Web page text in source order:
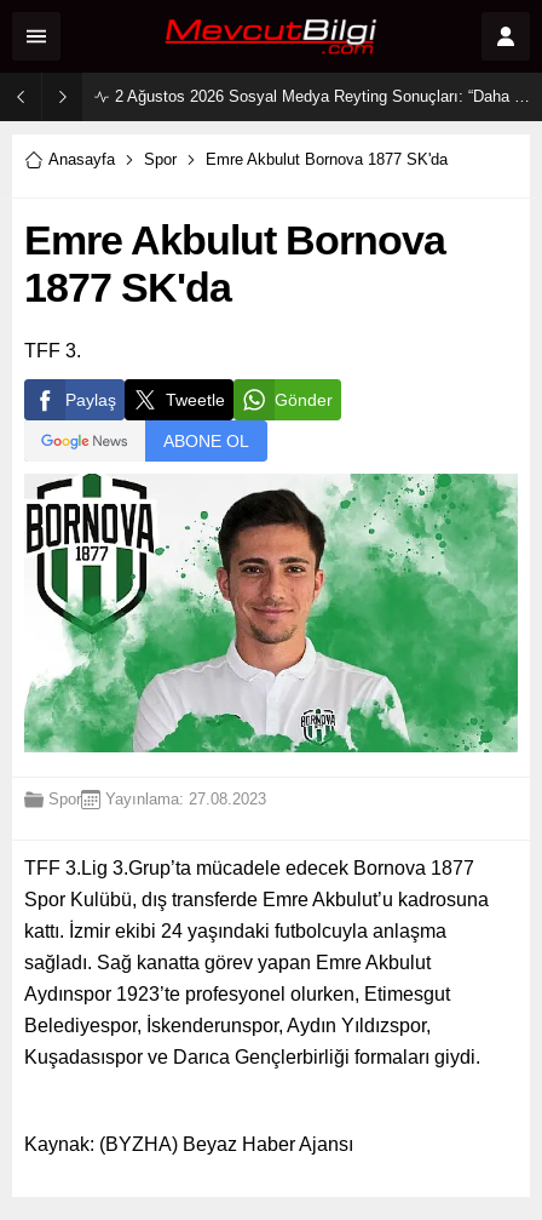
2 Ağustos 2026 Sosyal Medya Reyting Sonuçları: “Daha 17” Ekranlara Ambargo Koydu!
Anasayfa Spor Emre Akbulut Bornova 1877 SK'da
Emre Akbulut Bornova
1877 SK'da
TFF 3.
Paylaş Tweetle Gönder
ABONE OL
Spor Yayınlama: 27.08.2023
TFF 3.Lig 3.Grup’ta mücadele edecek Bornova 1877
Spor Kulübü, dış transferde Emre Akbulut’u kadrosuna
kattı. İzmir ekibi 24 yaşındaki futbolcuyla anlaşma
sağladı. Sağ kanatta görev yapan Emre Akbulut
Aydınspor 1923’te profesyonel olurken, Etimesgut
Belediyespor, İskenderunspor, Aydın Yıldızspor,
Kuşadasıspor ve Darıca Gençlerbirliği formaları giydi.
Kaynak: (BYZHA) Beyaz Haber Ajansı